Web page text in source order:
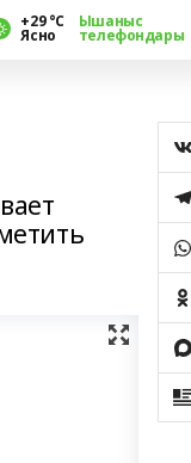
+29 °С
Ясно
Ышаныс
телефондары